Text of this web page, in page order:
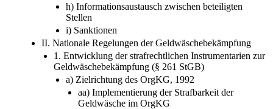
h) Informationsaustausch zwischen beteiligten
Stellen
i) Sanktionen
II. Nationale Regelungen der Geldwäschebekämpfung
1. Entwicklung der strafrechtlichen Instrumentarien zur
Geldwäschebekämpfung (§ 261 StGB)
a) Zielrichtung des OrgKG, 1992
aa) Implementierung der Strafbarkeit der
Geldwäsche im OrgKG